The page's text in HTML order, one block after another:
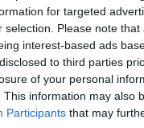
for targeted
selection. Please note
interest-based ads
to third parties
of your personal
This information may also
Participants that may
alatti, legfeljebb
a vásárlást tervező
forint önerővel